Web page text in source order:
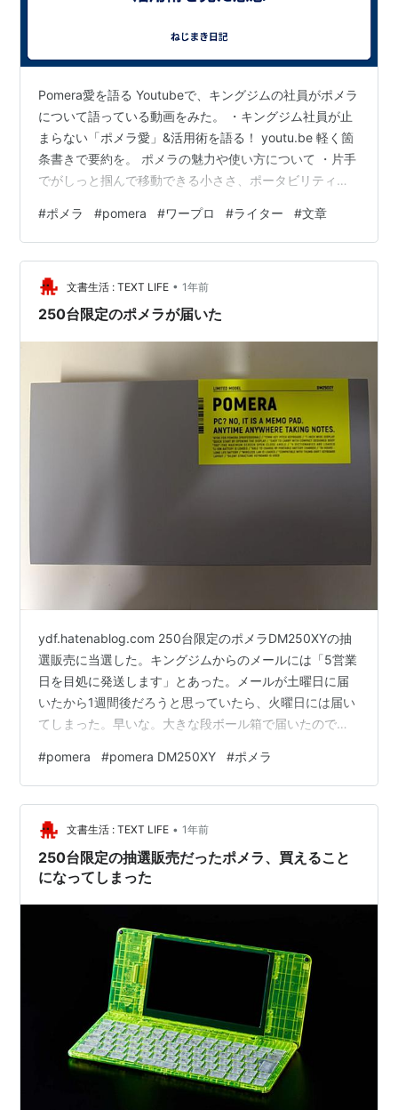
Pomera愛を語る Youtubeで、キングジムの社員がポメラ
について語っている動画をみた。 ・キングジム社員が止
まらない「ポメラ愛」&活用術を語る！ youtu.be 軽く箇
条書きで要約を。 ポメラの魅力や使い方について ・片手
でがしっと掴んで移動できる小ささ、ポータビリティー
が打合せに便利 ・好きな曲の歌詞をタイピング ・メール
や通知が来ないので集中しやすい ・USBメモリ代わりに
使う ・デコレーションをして楽しむ ・スケルトン、こん
なにラインナップあったの知らなかった ポメラ初号機は
2008年に開発されたのか・・・。 Youtube…
#ポメラ #pomera #ワープロ #ライター #文章
文書生活 : TEXT LIFE • 1年前
250台限定のポメラが届いた
ydf.hatenablog.com 250台限定のポメラDM250XYの抽
選販売に当選した。キングジムからのメールには「5営業
日を目処に発送します」とあった。メールが土曜日に届
いたから1週間後だろうと思っていたら、火曜日には届い
てしまった。早いな。大きな段ボール箱で届いたので、
販サイトのようだった。 外箱はオシャレな感じ。限定版
専用なんだろうか。箱の紙質も良くて、手触りも良い。
箱を開けるとポメラがデデーンと入っている。両サイド
は充電ケーブルとUSB電源アダプタが入っている。不織
布から黄色い本体が透けて見える。 オマケなんだろう
か、ポメラのス…
#pomera #pomera DM250XY #ポメラ
文書生活 : TEXT LIFE • 1年前
250台限定の抽選販売だったポメラ、買えること
になってしまった